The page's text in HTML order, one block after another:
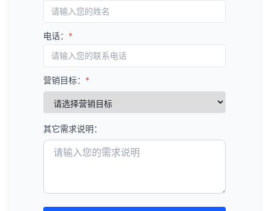
电话： *
营销目标： *
其它需求说明：